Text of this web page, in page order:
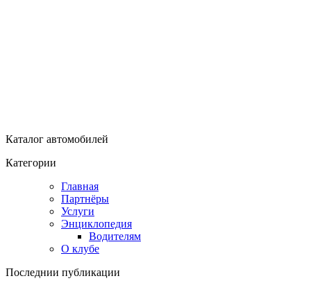
Каталог автомобилей
Категории
Главная
Партнёры
Услуги
Энциклопедия
Водителям
О клубе
Последнии публикации